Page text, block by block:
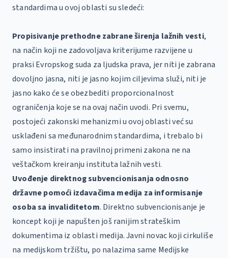
standardima u ovoj oblasti su sledeći:
Propisivanje prethodne zabrane širenja lažnih vesti,
na način koji ne zadovoljava kriterijume razvijene u
praksi Evropskog suda za ljudska prava, jer niti je zabrana
dovoljno jasna, niti je jasno kojim ciljevima služi, niti je
jasno kako će se obezbediti proporcionalnost
ograničenja koje se na ovaj način uvodi. Pri svemu,
postojeći zakonski mehanizmi u ovoj oblasti već su
usklađeni sa međunarodnim standardima, i trebalo bi
samo insistirati na pravilnoj primeni zakona ne na
veštačkom kreiranju instituta lažnih vesti.
Uvođenje direktnog subvencionisanja odnosno
državne pomoći izdavačima medija za informisanje
osoba sa invaliditetom. Direktno subvencionisanje je
koncept koji je napušten još ranijim strateškim
dokumentima iz oblasti medija. Javni novac koji cirkuliše
na medijskom tržištu, po nalazima same Medijske